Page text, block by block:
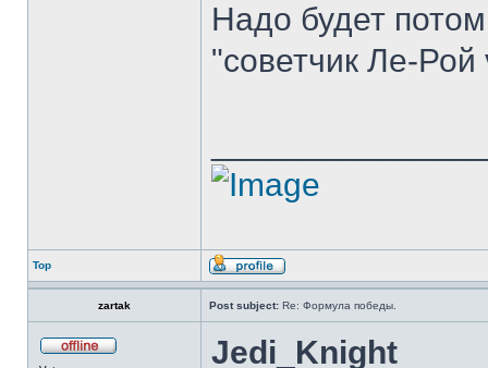
Надо будет
"советчик Ле-Рой
Top
zartak Post subject: Re: Формула победы.
Jedi_Knight